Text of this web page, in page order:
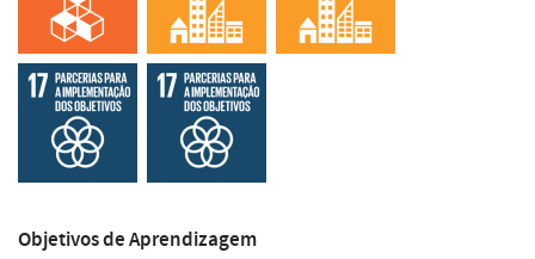
Objetivos de Aprendizagem